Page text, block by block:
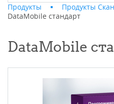
Продукты Продукты
DataMobile стандарт
DataMobile